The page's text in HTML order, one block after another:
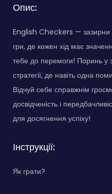
Опис:
English Checkers — зазирни
гри, де кожен хід має
тебе до перемоги! Поринь у
стратегії, де навіть одна
Відчуй себе справжнім
досвідченість і
для досягнення успіху!
Інструкції:
Як грати?